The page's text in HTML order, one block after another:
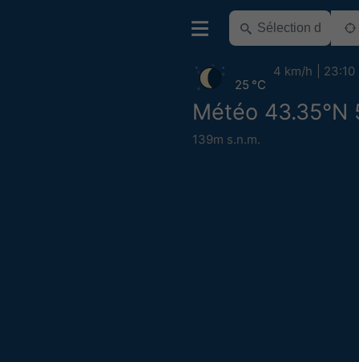
Météo 43.35°N
139m s.n.m.
25 °C
4 km/h 23:10